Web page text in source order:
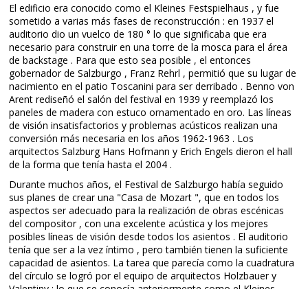
El edificio era conocido como el Kleines Festspielhaus , y fue
sometido a varias más fases de reconstrucción : en 1937 el
auditorio dio un vuelco de 180 ° lo que significaba que era
necesario para construir en una torre de la mosca para el área
de backstage . Para que esto sea posible , el entonces
gobernador de Salzburgo , Franz Rehrl , permitió que su lugar de
nacimiento en el patio Toscanini para ser derribado . Benno von
Arent rediseñó el salón del festival en 1939 y reemplazó los
paneles de madera con estuco ornamentado en oro. Las líneas
de visión insatisfactorios y problemas acústicos realizan una
conversión más necesaria en los años 1962-1963 . Los
arquitectos Salzburg Hans Hofmann y Erich Engels dieron el hall
de la forma que tenía hasta el 2004 .
Durante muchos años, el Festival de Salzburgo había seguido
sus planes de crear una "Casa de Mozart ", que en todos los
aspectos ser adecuado para la realización de obras escénicas
del compositor , con una excelente acústica y los mejores
posibles líneas de visión desde todos los asientos . El auditorio
tenía que ser a la vez íntimo , pero también tienen la suficiente
capacidad de asientos. La tarea que parecía como la cuadratura
del círculo se logró por el equipo de arquitectos Holzbauer y